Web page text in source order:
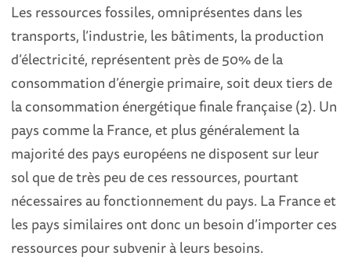
Les ressources fossiles, omniprésentes dans les
transports, l’industrie, les bâtiments, la production
d’électricité, représentent près de 50% de la
consommation d’énergie primaire, soit deux tiers de
la consommation énergétique finale française (2). Un
pays comme la France, et plus généralement la
majorité des pays européens ne disposent sur leur
sol que de très peu de ces ressources, pourtant
nécessaires au fonctionnement du pays. La France et
les pays similaires ont donc un besoin d’importer ces
ressources pour subvenir à leurs besoins.